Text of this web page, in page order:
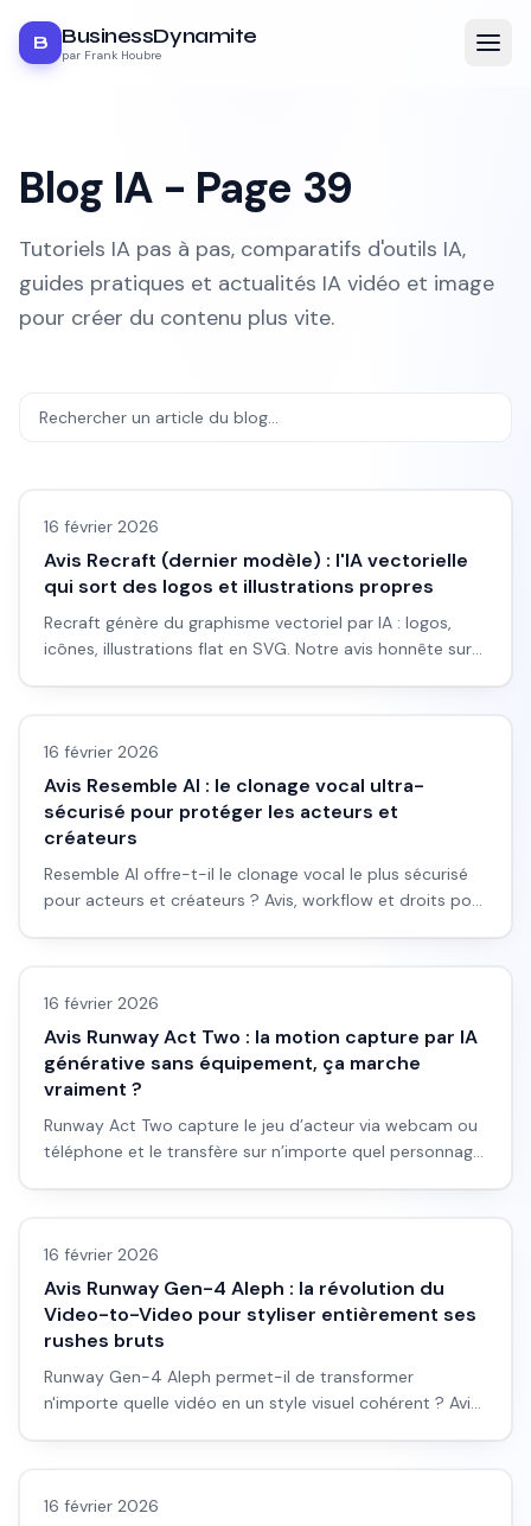
B BusinessDynamite
par Frank Houbre
Blog IA - Page 39
Tutoriels IA pas à pas, comparatifs d'outils IA,
guides pratiques et actualités IA vidéo et image
pour créer du contenu plus vite.
16 février 2026
Avis Recraft (dernier modèle) : l'IA vectorielle
qui sort des logos et illustrations propres
Recraft génère du graphisme vectoriel par IA : logos,
icônes, illustrations flat en SVG. Notre avis honnête sur
Avis outils/services
16 février 2026
Avis Resemble AI : le clonage vocal ultra-
sécurisé pour protéger les acteurs et
créateurs
Resemble AI offre-t-il le clonage vocal le plus sécurisé
pour acteurs et créateurs ? Avis, workflow et droits pour
Avis outils/services
16 février 2026
Avis Runway Act Two : la motion capture par IA
générative sans équipement, ça marche
vraiment ?
Runway Act Two capture le jeu d’acteur via webcam ou
téléphone et le transfère sur n’importe quel personnage.
Avis outils/services
16 février 2026
Avis Runway Gen-4 Aleph : la révolution du
Video-to-Video pour styliser entièrement ses
rushes bruts
Runway Gen-4 Aleph permet-il de transformer
n'importe quelle vidéo en un style visuel cohérent ? Avis,
Avis outils/services
16 février 2026